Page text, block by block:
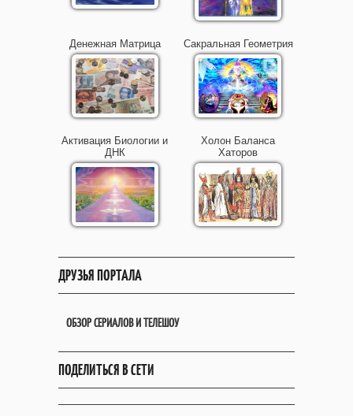
Денежная Матрица Сакральная Геометрия
Активация Биологии и
ДНК
Холон Баланса
Хаторов
ДРУЗЬЯ ПОРТАЛА
ОБЗОР СЕРИАЛОВ И ТЕЛЕШОУ
ПОДЕЛИТЬСЯ В СЕТИ